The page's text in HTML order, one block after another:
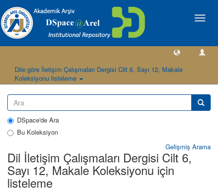
Geçiş
Dile göre İletişim Çalışmaları Dergisi Cilt 6, Sayı 12, Makale
Koleksiyonu listeleme
DSpace'de Ara
Bu Koleksiyon
Gelişmiş Arama
Dil İletişim Çalışmaları Dergisi Cilt 6,
Sayı 12, Makale Koleksiyonu için
listeleme